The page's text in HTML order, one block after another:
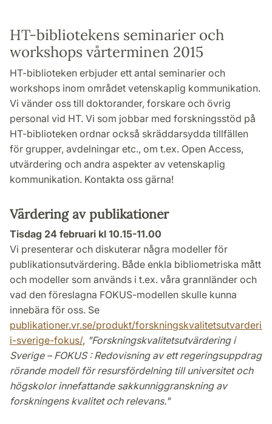
HT-bibliotekens seminarier och
workshops vårterminen 2015
HT-biblioteken erbjuder ett antal seminarier och
workshops inom området vetenskaplig kommunikation.
Vi vänder oss till doktorander, forskare och övrig
personal vid HT. Vi som jobbar med forskningsstöd på
HT-biblioteken ordnar också skräddarsydda tillfällen
för grupper, avdelningar etc., om t.ex. Open Access,
utvärdering och andra aspekter av vetenskaplig
kommunikation. Kontakta oss gärna!
Värdering av publikationer
Tisdag 24 februari kl 10.15-11.00
Vi presenterar och diskuterar några modeller för
publikationsutvärdering. Både enkla bibliometriska mått
och modeller som används i t.ex. våra grannländer och
vad den föreslagna FOKUS-modellen skulle kunna
innebära för oss. Se
publikationer.vr.se/produkt/
i-sverige-fokus/, "Forskningskvalitetsutvärdering i
Sverige – FOKUS : Redovisning av ett regeringsuppdrag
rörande modell för resursfördelning till universitet och
högskolor innefattande sakkunniggranskning av
forskningens kvalitet och relevans."